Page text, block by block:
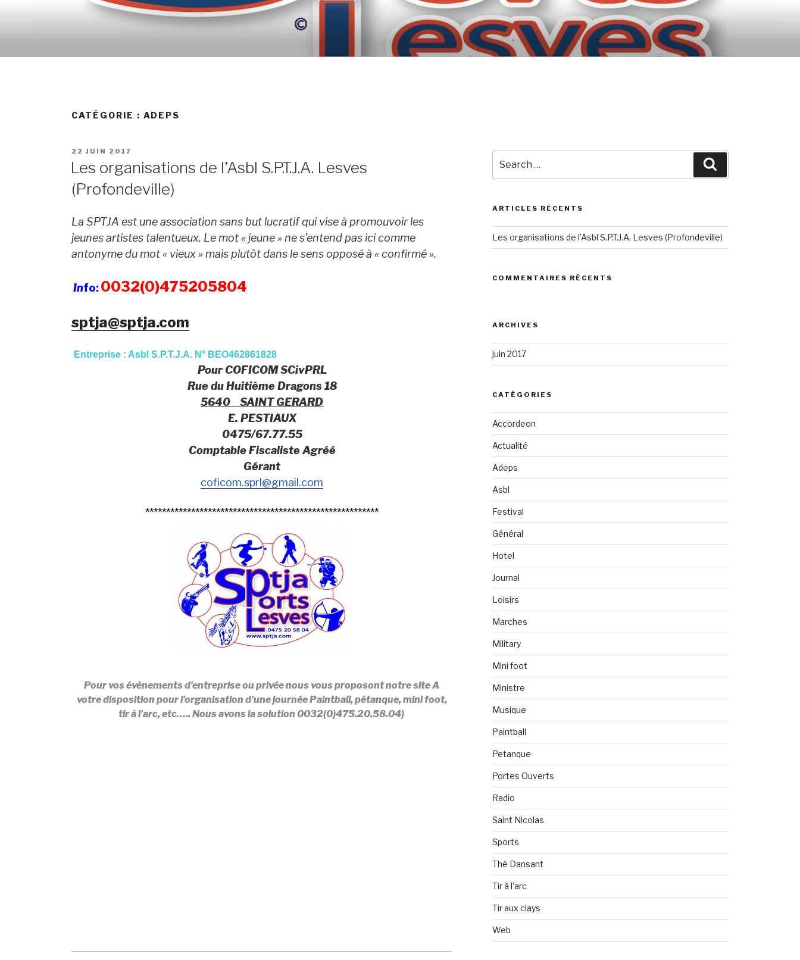
CATÉGORIE : ADEPS
POSTED
22 JUIN 2017
Les organisations de l’Asbl S.P.T.J.A. Lesves
(Profondeville)
La SPTJA est une association sans but lucratif qui vise à promouvoir les
jeunes artistes talentueux. Le mot « jeune » ne s’entend pas ici comme
antonyme du mot « vieux » mais plutôt dans le sens opposé à « confirmé ».
Info:0032(0)475205804
sptja@sptja.com
Entreprise : Asbl S.P.T.J.A. N° BEO462861828
Pour COFICOM SCivPRL
Rue du Huitième Dragons 18
5640 SAINT GERARD
E. PESTIAUX
0475/67.77.55
Comptable Fiscaliste Agréé
Gérant
coficom.sprl@gmail.com
********************************************************
Pour vos évènements d’entreprise ou privée nous vous proposont notre site A
votre disposition pour l’organisation d’une journée Paintball, pétanque, mini foot,
tir à l’arc, etc….. Nous avons la solution 0032(0)475.20.58.04)
for:
ARTICLES RÉCENTS
Les organisations de l’Asbl S.P.T.J.A. Lesves (Profondeville)
COMMENTAIRES RÉCENTS
ARCHIVES
juin 2017
CATÉGORIES
Accordeon
Actualité
Adeps
Asbl
Festival
Général
Hotel
Journal
Loisirs
Marches
Military
Mini foot
Ministre
Musique
Paintball
Petanque
Portes Ouverts
Radio
Saint Nicolas
Sports
Thé Dansant
Tir à l'arc
Tir aux clays
Web